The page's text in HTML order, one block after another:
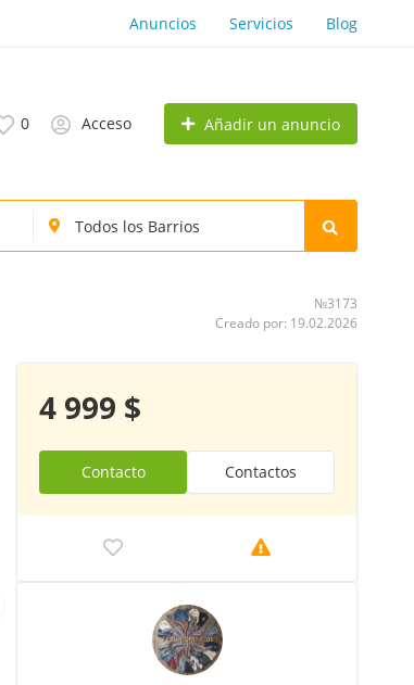
Anuncios Servicios Blog
0 Acceso Añadir un anuncio
№3173
Creado por: 19.02.2026
4 999 $
Contacto Contactos